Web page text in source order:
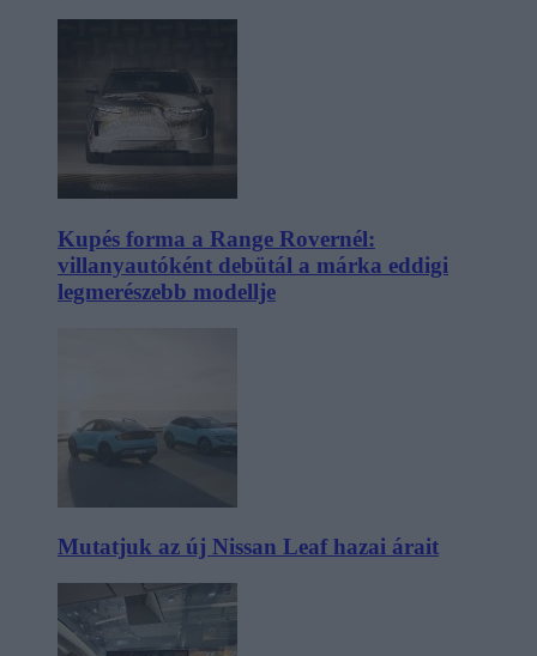
Kupés forma a Range Rovernél:
villanyautóként debütál a márka eddigi
legmerészebb modellje
Mutatjuk az új Nissan Leaf hazai árait